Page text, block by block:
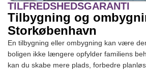
TILFREDSHEDSGARANTI
Tilbygning og
Storkøbenhavn
En tilbygning eller ombygning kan være
boligen ikke længere opfylder familiens
kan du skabe mere plads, forbedre